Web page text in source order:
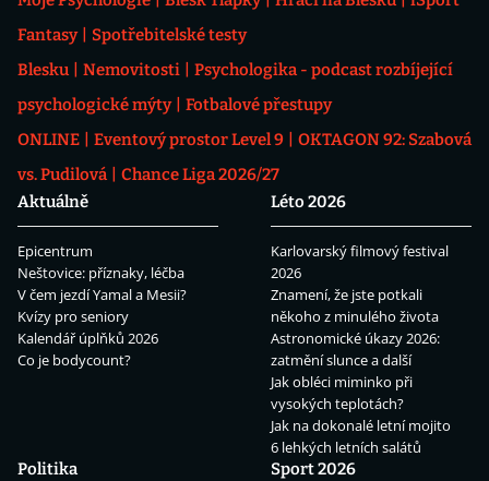
Fantasy
Spotřebitelské testy
Blesku
Nemovitosti
Psychologika - podcast rozbíjející
psychologické mýty
Fotbalové přestupy
ONLINE
Eventový prostor Level 9
OKTAGON 92: Szabová
vs. Pudilová
Chance Liga 2026/27
Aktuálně
Epicentrum
Neštovice: příznaky, léčba
V čem jezdí Yamal a Mesii?
Kvízy pro seniory
Kalendář úplňků 2026
Co je bodycount?
Léto 2026
Karlovarský filmový festival
2026
Znamení, že jste potkali
někoho z minulého života
Astronomické úkazy 2026:
zatmění slunce a další
Jak obléci miminko při
vysokých teplotách?
Jak na dokonalé letní mojito
6 lehkých letních salátů
Politika
Sport 2026